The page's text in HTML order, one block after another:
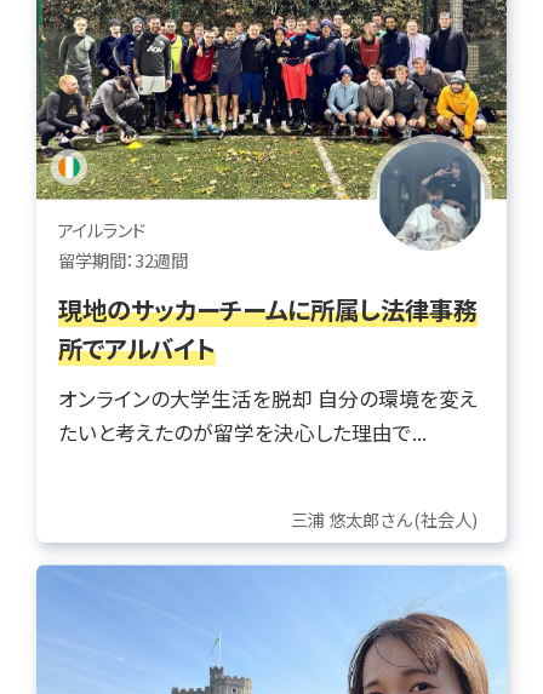
アイルランド
留学期間：32週間
現地のサッカーチームに所属し法律事務
所でアルバイト
オンラインの大学生活を脱却 自分の環境を変え
たいと考えたのが留学を決心した理由で...
三浦 悠太郎さん(社会人)